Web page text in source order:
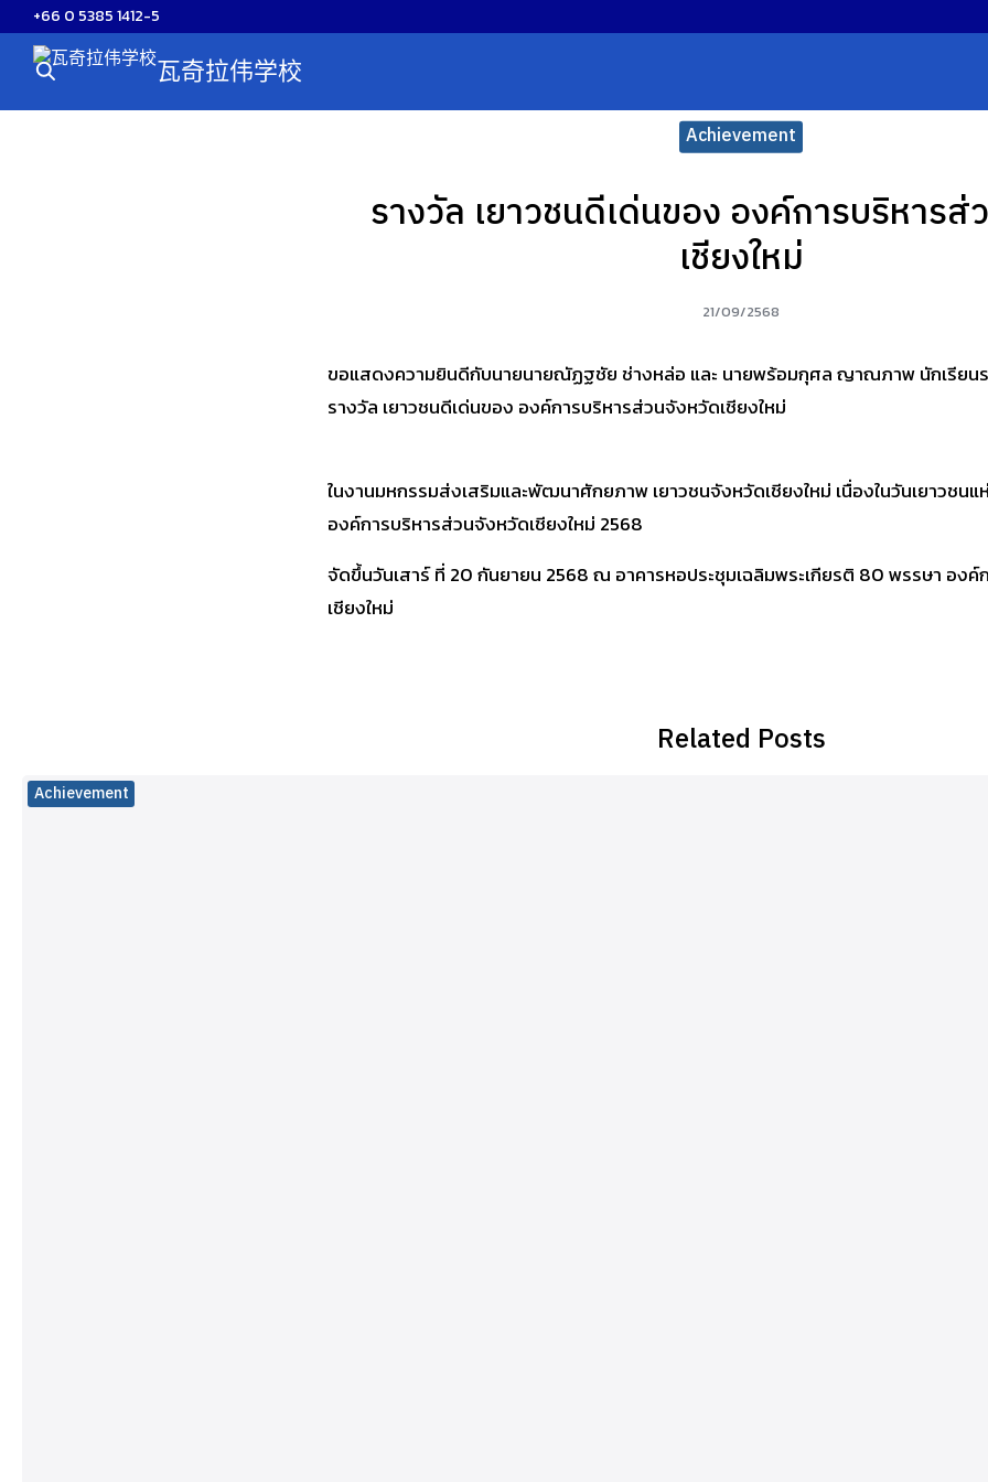
to
content
+66 0 5385 1412-5
瓦奇拉伟学校
for:
Achievement
รางวัล เยาวชนดีเด่นของ องค์การบริหารส่
เชียงใหม่
21/09/2568
ขอแสดงความยินดีกับนายนายณัฏฐชัย ช่างหล่อ และ นายพร้อมกุศล ญาณภาพ นักเรียน
รางวัล เยาวชนดีเด่นของ องค์การบริหารส่วนจังหวัดเชียงใหม่
ในงานมหกรรมส่งเสริมและพัฒนาศักยภาพ เยาวชนจังหวัดเชียงใหม่ เนื่องในวันเยาวชนแ
องค์การบริหารส่วนจังหวัดเชียงใหม่ 2568
จัดขึ้นวันเสาร์ ที่ 20 กันยายน 2568 ณ อาคารหอประชุมเฉลิมพระเกียรติ 80 พรรษา อง
เชียงใหม่
Related Posts
Achievement